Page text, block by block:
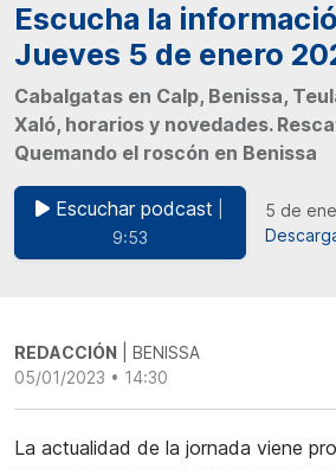
Escucha la
Jueves 5 de enero
Cabalgatas en Calp, Benissa,
Xaló, horarios y novedades.
Quemando el roscón en Benissa
Escuchar podcast
9:53
5 de
REDACCIÓN | BENISSA
05/01/2023 • 14:30
La actualidad de la jornada viene